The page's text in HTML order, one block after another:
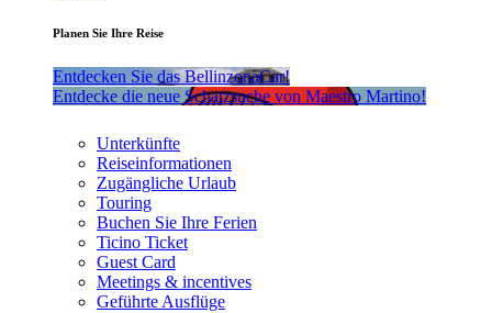
Planen Sie Ihre Reise
Entdecken Sie das BellinzonaCar!
Entdecke die neue Schatzsuche von Maestro Martino!
Unterkünfte
Reiseinformationen
Zugängliche Urlaub
Touring
Buchen Sie Ihre Ferien
Ticino Ticket
Guest Card
Meetings & incentives
Geführte Ausflüge